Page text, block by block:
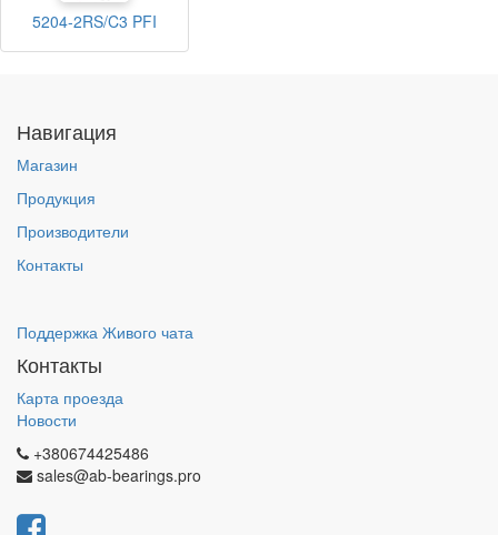
5204-2RS/C3 PFI
Навигация
Магазин
Продукция
Производители
Контакты
Поддержка Живого чата
Контакты
Карта проезда
Новости
+380674425486
sales@ab-bearings.pro